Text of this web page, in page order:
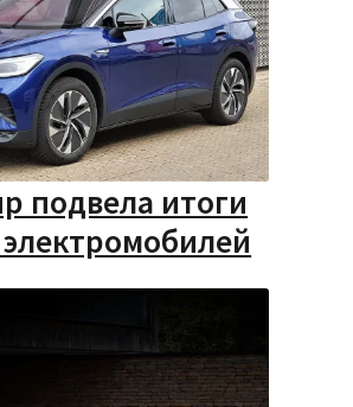
подвела итоги